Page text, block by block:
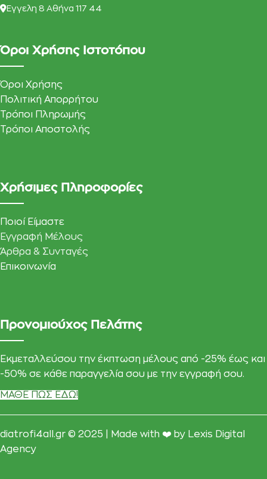
Eγγελη 8 Αθήνα 117 44
Όροι Χρήσης Ιστοτόπου
Όροι Χρήσης
Πολιτική Απορρήτου
Τρόποι Πληρωμής
Τρόποι Αποστολής
Χρήσιμες Πληροφορίες
Ποιοί Είμαστε
Εγγραφή Μέλους
Άρθρα & Συνταγές
Επικοινωνία
Προνομιούχος Πελάτης
Εκμεταλλεύσου την έκπτωση μέλους από -25% έως και
-50% σε κάθε παραγγελία σου με την εγγραφή σου.
ΜΑΘΕ ΠΩΣ ΕΔΩ!
diatrofi4all.gr © 2025 | Made with ❤️ by Lexis Digital
Agency